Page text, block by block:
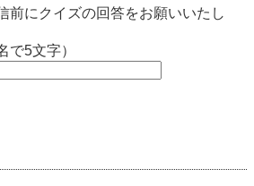
前にクイズの回答をお願いいたし
で5文字）